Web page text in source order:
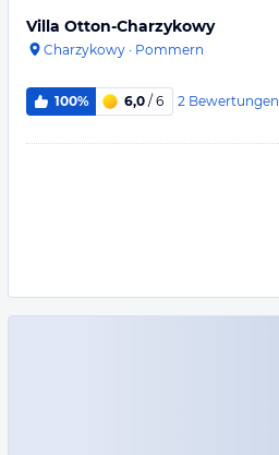
Villa Otton-Charzykowy
Charzykowy · Pommern
100% 6,0 / 6 2 Bewertungen